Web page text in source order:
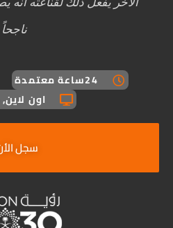
ناجحاً
24ساعة معتمدة
اون
سجل